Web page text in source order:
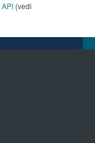
API (vedi